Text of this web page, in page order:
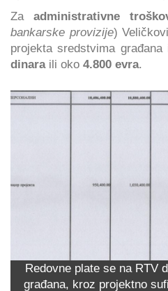
Za administrativne
bankarske provizije)
projekta sredstvima
dinaraili oko 4.800 evra.
Redovne plate se na RTV
građana, kroz projektno